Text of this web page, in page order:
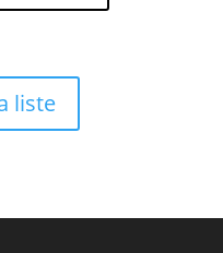
liste